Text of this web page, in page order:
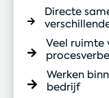
Directe
Veel ruimte
Werken
bedrijf